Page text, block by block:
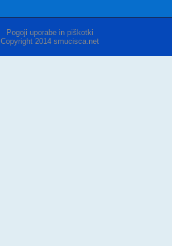
Pogoji uporabe in piškotki
Copyright 2014 smucisca.net